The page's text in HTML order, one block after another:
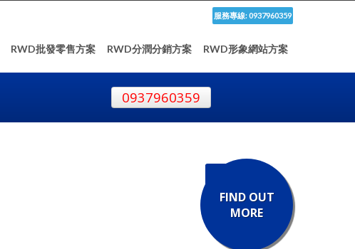
服務專線: 0937960359
RWD批發零售方案 RWD分潤分銷方案 RWD形象網站方案
0937960359
FIND OUT
MORE